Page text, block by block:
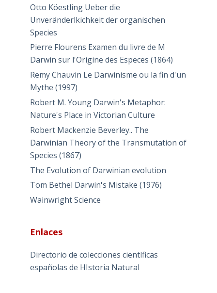
Otto Köestling Ueber die
Unveränderlkichkeit der organischen
Species
Pierre Flourens Examen du livre de M
Darwin sur l'Origine des Especes (1864)
Remy Chauvin Le Darwinisme ou la fin d'un
Mythe (1997)
Robert M. Young Darwin's Metaphor:
Nature's Place in Victorian Culture
Robert Mackenzie Beverley.. The
Darwinian Theory of the Transmutation of
Species (1867)
The Evolution of Darwinian evolution
Tom Bethel Darwin's Mistake (1976)
Wainwright Science
Enlaces
Directorio de colecciones científicas
españolas de HIstoria Natural